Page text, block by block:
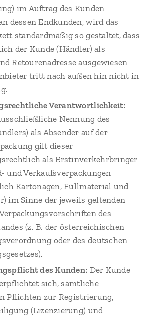
im Auftrag des Kunden
dessen Endkunden, wird das
standardmäßig so gestaltet, dass
der Kunde (Händler) als
Retourenadresse ausgewiesen
tritt nach außen hin nicht in
Verantwortlichkeit:
Nennung des
als Absender auf der
gilt dieser
als Erstinverkehrbringer
und Verkaufsverpackungen
Kartonagen, Füllmaterial und
im Sinne der jeweils geltenden
des
(z. B. der österreichischen
oder des deutschen
des Kunden: Der Kunde
sich, sämtliche
Pflichten zur Registrierung,
(Lizenzierung) und